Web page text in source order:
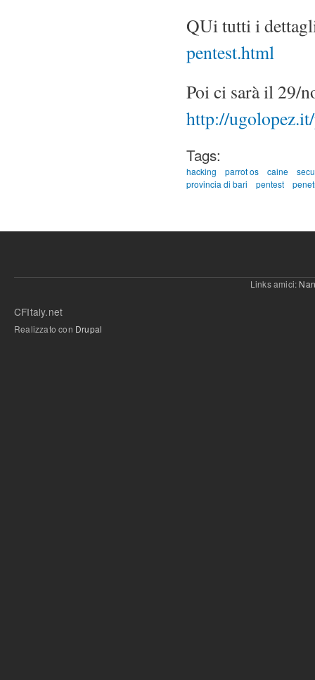
QUi tutti i
pentest.html
Poi ci sarà il 29/
http://
Tags:
hacking parrot os caine
provincia di bari
pentest
Links amici:
CFItaly.net
Realizzato con Drupal